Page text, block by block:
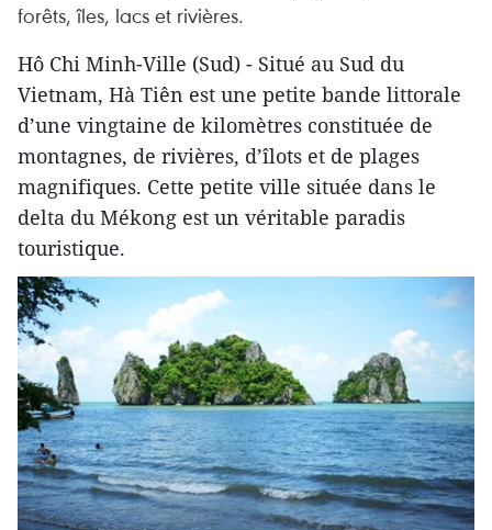
forêts, îles, lacs et rivières.
​Hô Chi Minh-Ville (Sud) - Situé au Sud du
Vietnam, Hà Tiên est une petite bande littorale
d’une vingtaine de kilomètres constituée de
montagnes, de rivières, d’îlots et de plages
magnifiques. Cette petite ville située dans le
delta du Mékong est un véritable paradis
touristique.